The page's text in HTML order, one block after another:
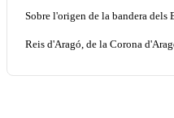
Sobre l'origen de la bandera dels
Reis d'Aragó, de la Corona